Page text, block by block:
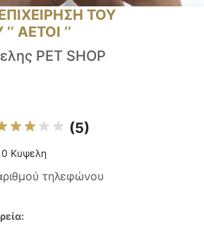
ΤΟΥ
ΑΕΤΟΙ ‘’
PET SHOP
(5)
Κυψελη
τηλεφώνου